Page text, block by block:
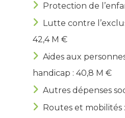
Protection de
Lutte contre
42,4 M €
Aides aux
handicap : 40,8 M €
Autres dépenses
Routes et mobilités